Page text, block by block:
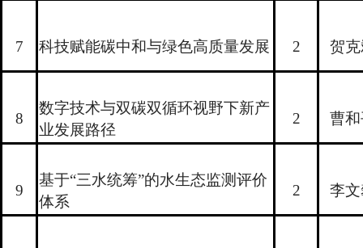
7 科技赋能碳中和与绿色高质量发展 2 贺
8
数字技术与双碳双循环视野下新产
业发展路径
2 曹
9
基于“三水统筹”的水生态监测评价
体系
2 李